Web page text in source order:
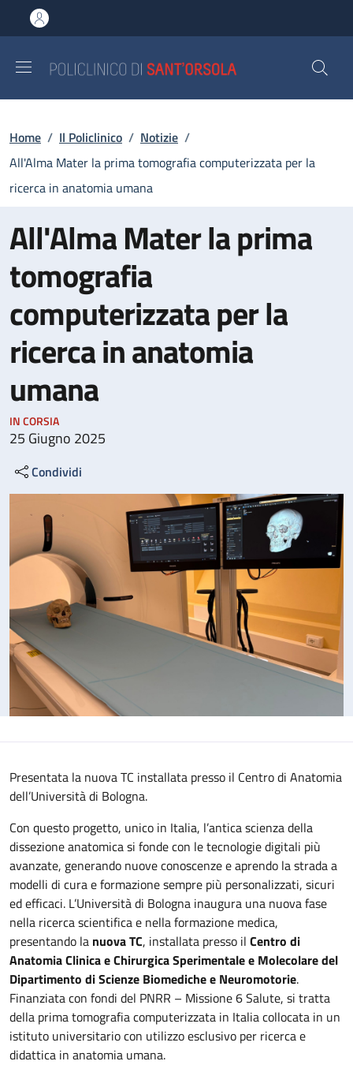
al contenuto principale
to footer content
Briciole di pane
Home / Il Policlinico / Notizie /
All'Alma Mater la prima tomografia computerizzata per la
ricerca in anatomia umana
All'Alma Mater la prima
tomografia
computerizzata per la
ricerca in anatomia
umana
IN CORSIA
25 Giugno 2025
Condividi
Presentata la nuova TC installata presso il Centro di Anatomia
dell’Università di Bologna.
Con questo progetto, unico in Italia, l’antica scienza della
dissezione anatomica si fonde con le tecnologie digitali più
avanzate, generando nuove conoscenze e aprendo la strada a
modelli di cura e formazione sempre più personalizzati, sicuri
ed efficaci. L’Università di Bologna inaugura una nuova fase
nella ricerca scientifica e nella formazione medica,
presentando la nuova TC, installata presso il Centro di
Anatomia Clinica e Chirurgica Sperimentale e Molecolare del
Dipartimento di Scienze Biomediche e Neuromotorie.
Finanziata con fondi del PNRR – Missione 6 Salute, si tratta
della prima tomografia computerizzata in Italia collocata in un
istituto universitario con utilizzo esclusivo per ricerca e
didattica in anatomia umana.